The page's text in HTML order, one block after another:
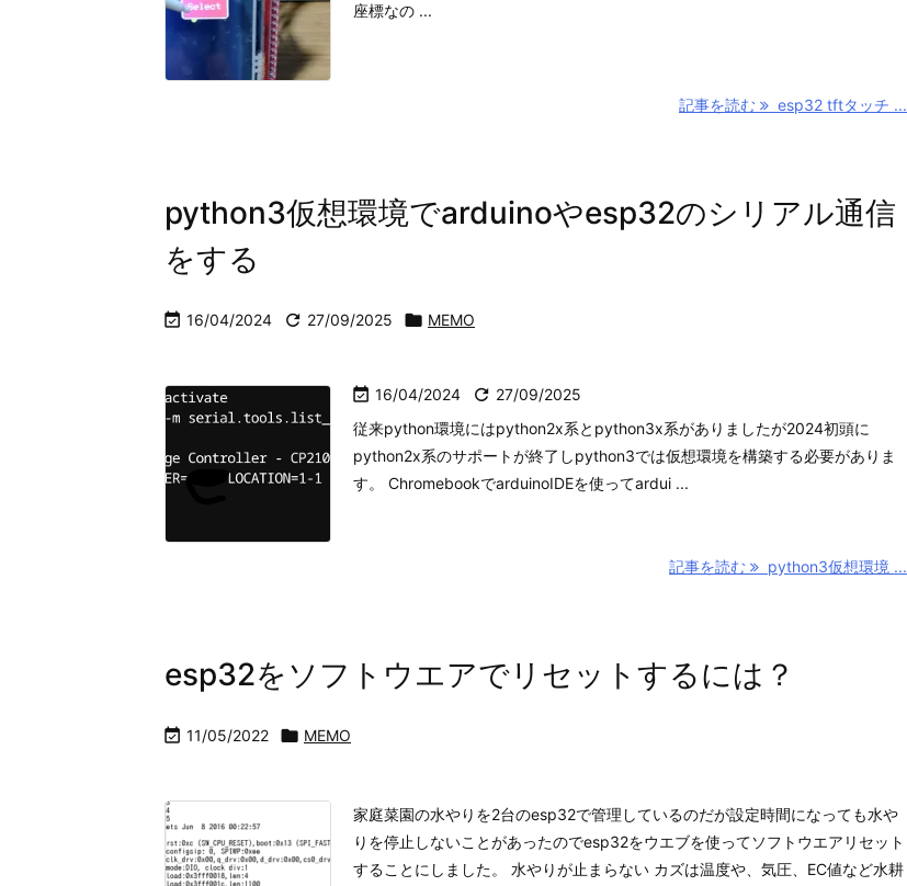
座標なの ...
記事を読む esp32 tftタッチ ...
python3仮想環境でarduinoやesp32のシリアル通信
をする
 16/04/2024  27/09/2025  MEMO
 16/04/2024  27/09/2025
従来python環境にはpython2x系とpython3x系がありましたが2024初頭に
python2x系のサポートが終了しpython3では仮想環境を構築する必要がありま
す。 ChromebookでarduinoIDEを使ってardui ...
記事を読む python3仮想環境 ...
esp32をソフトウエアでリセットするには？
 11/05/2022  MEMO
家庭菜園の水やりを2台のesp32で管理しているのだが設定時間になっても水や
りを停止しないことがあったのでesp32をウエブを使ってソフトウエアリセット
することにしました。 水やりが止まらない カズは温度や、気圧、EC値など水耕